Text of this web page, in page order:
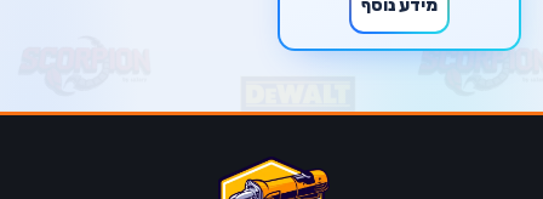
מידע נוסף